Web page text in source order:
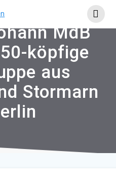
to
MdB
köpfige
aus
Stormarn